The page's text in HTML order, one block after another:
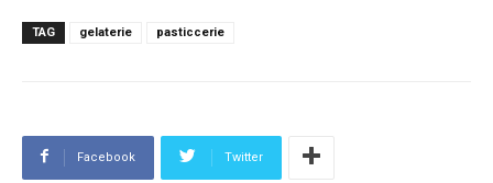
TAG gelaterie pasticcerie
Facebook Twitter